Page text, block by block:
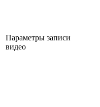
Параметры записи
видео